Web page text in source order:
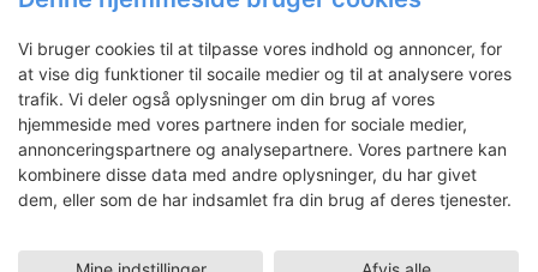
København K
Danmark
Maps
Se Sted hjemmeside
VÆRKSTEDER & RESIDENCIES
Vi bruger cookies til at tilpasse vores indhold og annoncer, for
at vise dig funktioner til socaile medier og til at analysere vores
trafik. Vi deler også oplysninger om din brug af vores
hjemmeside med vores partnere inden for sociale medier,
annonceringspartnere og analysepartnere. Vores partnere kan
kombinere disse data med andre oplysninger, du har givet
dem, eller som de har indsamlet fra din brug af deres tjenester.